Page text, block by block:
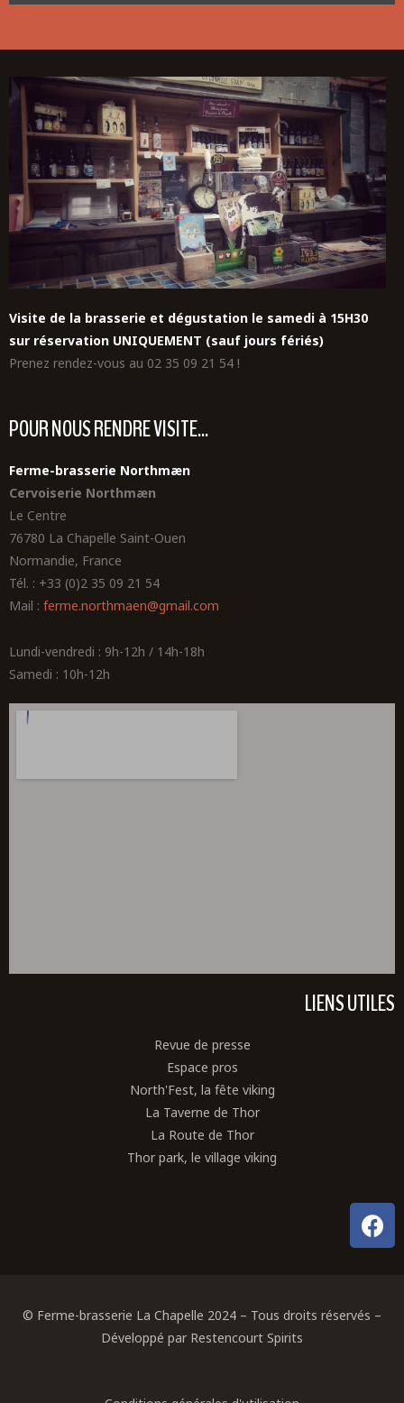
Visite de la brasserie et dégustation le samedi à 15H30
sur réservation UNIQUEMENT (sauf jours fériés)
Prenez rendez-vous au 02 35 09 21 54 !
POUR NOUS RENDRE VISITE...
Ferme-brasserie Northmæn
Cervoiserie Northmæn
Le Centre
76780 La Chapelle Saint-Ouen
Normandie, France
Tél. : +33 (0)2 35 09 21 54
Mail : ferme.northmaen@gmail.com
Lundi-vendredi : 9h-12h / 14h-18h
Samedi : 10h-12h
LIENS UTILES
Revue de presse
Espace pros
North'Fest, la fête viking
La Taverne de Thor
La Route de Thor
Thor park, le village viking
© Ferme-brasserie La Chapelle 2024 – Tous droits réservés –
Développé par Restencourt Spirits